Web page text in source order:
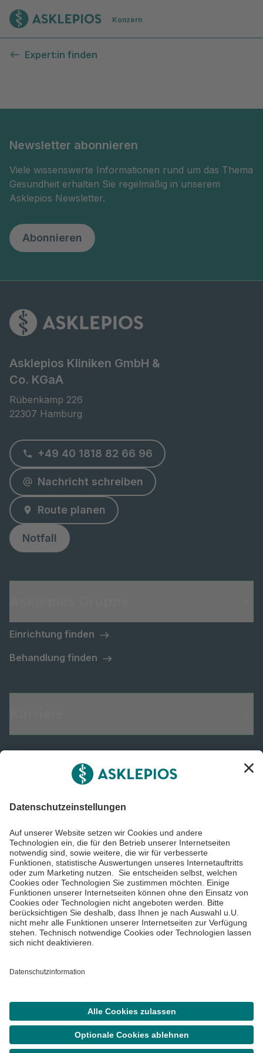
Zur Startseite
Konzern
Expert:in finden
Newsletter abonnieren
Viele wissenswerte Informationen rund um das Thema
Gesundheit erhalten Sie regelmäßig in unserem
Asklepios Newsletter.
Abonnieren
Asklepios Kliniken GmbH &
Co. KGaA
Rübenkamp 226
22307 Hamburg
+49 40 1818 82 66 96
Nachricht schreiben
Route planen
Notfall
Einrichtung finden
Behandlung finden
Informiert bleiben
Impressum
Datenschutzinformationen
Barrierefreiheit
©Asklepios Kliniken GmbH & Co. KGaA 2026